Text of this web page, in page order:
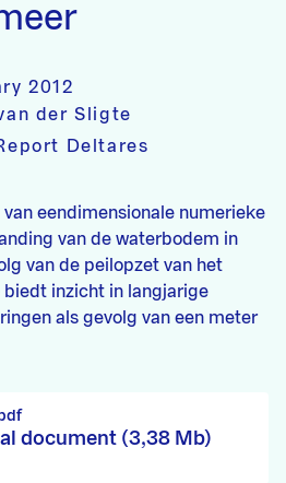
2012
der Sligte
Deltares
eendimensionale numerieke
van de waterbodem in
van de peilopzet van het
biedt inzicht in langjarige
als gevolg van een meter
document (3,38 Mb)